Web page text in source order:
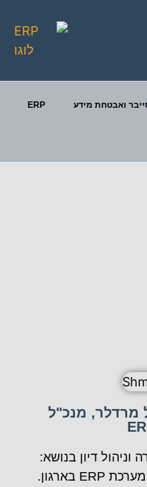
ואבטחת מידע ERP
מרדלר, מנכ"ל
דיון בנושא:
התהליך האפקטיבי להחלפת מערכת ERP בארגון.